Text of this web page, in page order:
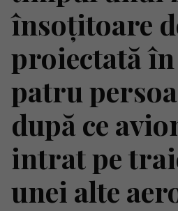
însoțitoare
proiectată
patru
după ce
intrat pe
unei alte